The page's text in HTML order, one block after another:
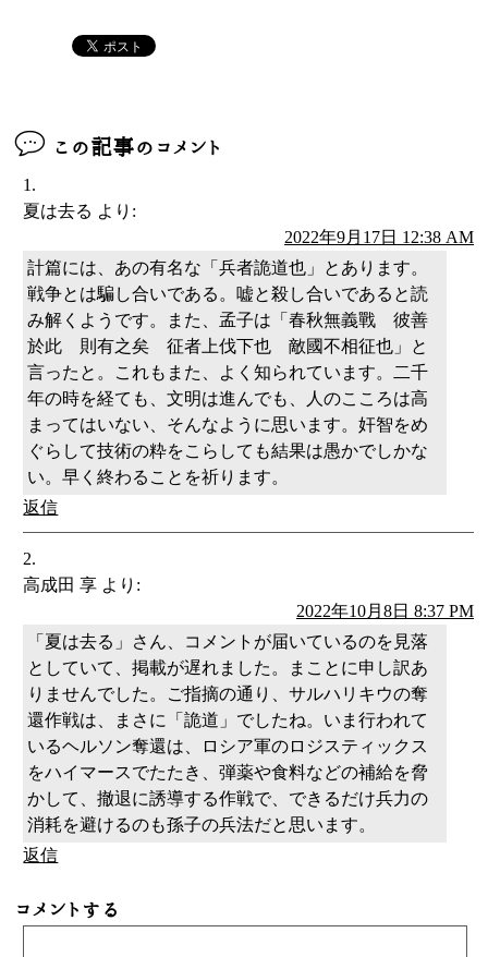
この記事のコメント
夏は去る より:
2022年9月17日 12:38 AM
計篇には、あの有名な「兵者詭道也」とあります。
戦争とは騙し合いである。嘘と殺し合いであると読
み解くようです。また、孟子は「春秋無義戰 彼善
於此 則有之矣 征者上伐下也 敵國不相征也」と
言ったと。これもまた、よく知られています。二千
年の時を経ても、文明は進んでも、人のこころは高
まってはいない、そんなように思います。奸智をめ
ぐらして技術の粋をこらしても結果は愚かでしかな
い。早く終わることを祈ります。
返信
高成田 享 より:
2022年10月8日 8:37 PM
「夏は去る」さん、コメントが届いているのを見落
としていて、掲載が遅れました。まことに申し訳あ
りませんでした。ご指摘の通り、サルハリキウの奪
還作戦は、まさに「詭道」でしたね。いま行われて
いるヘルソン奪還は、ロシア軍のロジスティックス
をハイマースでたたき、弾薬や食料などの補給を脅
かして、撤退に誘導する作戦で、できるだけ兵力の
消耗を避けるのも孫子の兵法だと思います。
返信
コメントする